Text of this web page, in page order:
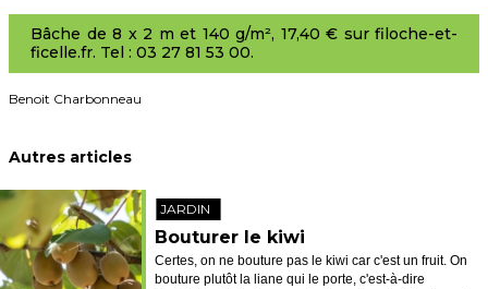
Bâche de 8 x 2 m et 140 g/m², 17,40 € sur filoche-et-
ficelle.fr. Tel : 03 27 81 53 00.
Benoit Charbonneau
Autres articles
JARDIN
Bouturer le kiwi
Certes, on ne bouture pas le kiwi car c'est un fruit. On
bouture plutôt la liane qui le porte, c'est-à-dire